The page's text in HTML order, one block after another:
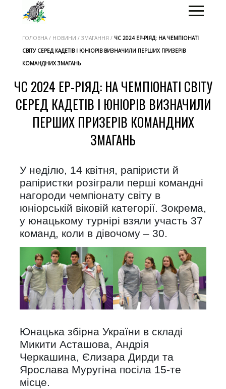
ГОЛОВНА / НОВИНИ / ЗМАГАННЯ / ЧС 2024 ЕР-РІЯД: НА ЧЕМПІОНАТІ
СВІТУ СЕРЕД КАДЕТІВ І ЮНІОРІВ ВИЗНАЧИЛИ ПЕРШИХ ПРИЗЕРІВ
КОМАНДНИХ ЗМАГАНЬ
ЧС 2024 ЕР-РІЯД: НА ЧЕМПІОНАТІ СВІТУ
СЕРЕД КАДЕТІВ І ЮНІОРІВ ВИЗНАЧИЛИ
ПЕРШИХ ПРИЗЕРІВ КОМАНДНИХ
ЗМАГАНЬ
У неділю, 14 квітня, рапіристи й
рапіристки розіграли перші командні
нагороди чемпіонату світу в
юніорській віковій категорії. Зокрема,
у юнацькому турнірі взяли участь 37
команд, коли в дівочому – 30.
Юнацька збірна України в складі
Микити Асташова, Андрія
Черкашина, Єлизара Дирди та
Ярослава Муругіна посіла 15-те
місце.